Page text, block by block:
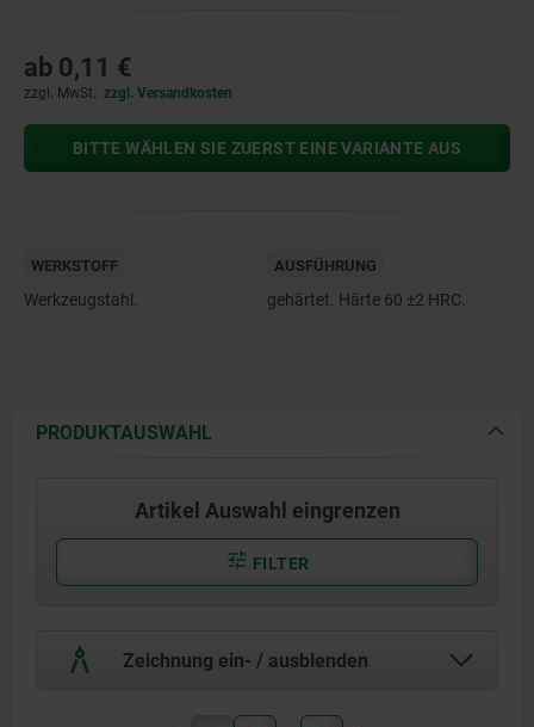
ab 0,11 €
zzgl. MwSt. zzgl. Versandkosten
BITTE WÄHLEN SIE ZUERST EINE VARIANTE AUS
WERKSTOFF
Werkzeugstahl.
AUSFÜHRUNG
gehärtet. Härte 60 ±2 HRC.
PRODUKTAUSWAHL
Artikel Auswahl eingrenzen
FILTER
Zeichnung ein- / ausblenden